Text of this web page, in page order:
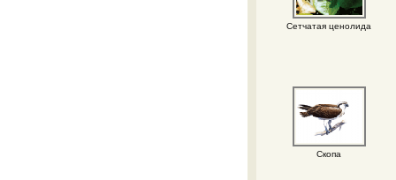
Сетчатая ценолида
Скопа